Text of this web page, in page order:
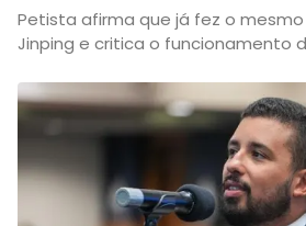
Petista afirma que já fez o mesmo
Jinping e critica o funcionamento